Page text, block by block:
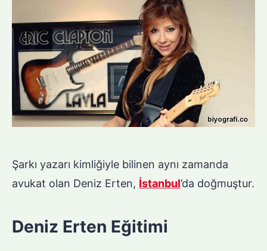
Şarkı yazarı kimliğiyle bilinen aynı zamanda
avukat olan Deniz Erten, İstanbul’da doğmuştur.
Deniz Erten Eğitimi